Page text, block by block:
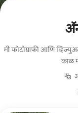
मी फोटोग्राफी आणि
काळ